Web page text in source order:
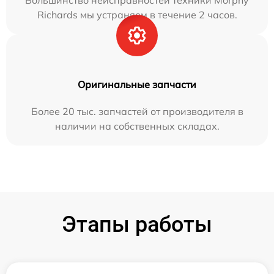
Richards мы устраняем в течение 2 часов.
Оригинальные запчасти
Более 20 тыс. запчастей от производителя в
наличии на собственных складах.
Этапы работы